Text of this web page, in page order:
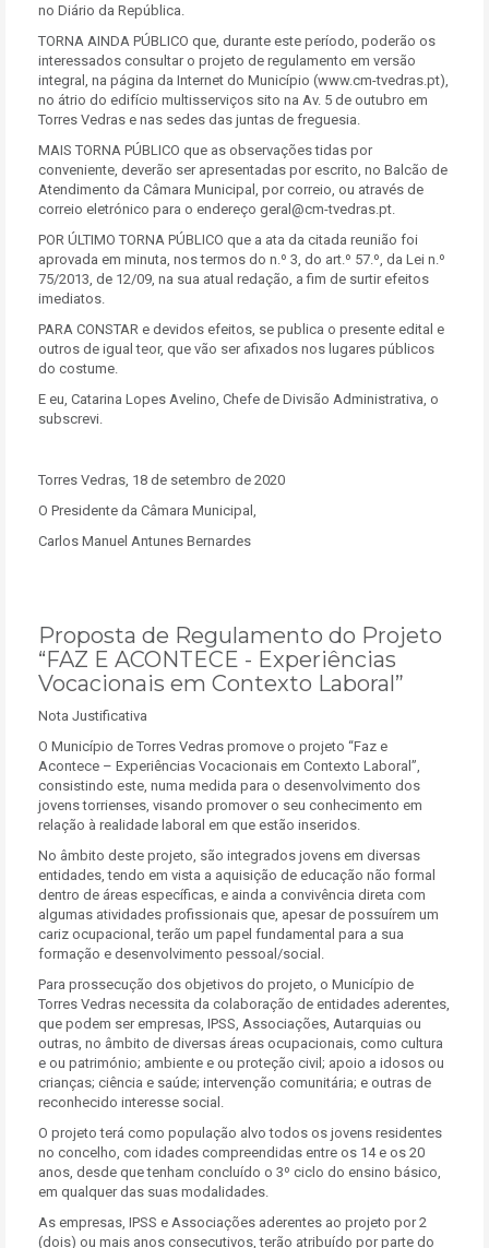
no Diário da República.
TORNA AINDA PÚBLICO que, durante este período, poderão os
interessados consultar o projeto de regulamento em versão
integral, na página da Internet do Município (www.cm-tvedras.pt),
no átrio do edifício multisserviços sito na Av. 5 de outubro em
Torres Vedras e nas sedes das juntas de freguesia.
MAIS TORNA PÚBLICO que as observações tidas por
conveniente, deverão ser apresentadas por escrito, no Balcão de
Atendimento da Câmara Municipal, por correio, ou através de
correio eletrónico para o endereço geral@cm-tvedras.pt.
POR ÚLTIMO TORNA PÚBLICO que a ata da citada reunião foi
aprovada em minuta, nos termos do n.º 3, do art.º 57.º, da Lei n.º
75/2013, de 12/09, na sua atual redação, a fim de surtir efeitos
imediatos.
PARA CONSTAR e devidos efeitos, se publica o presente edital e
outros de igual teor, que vão ser afixados nos lugares públicos
do costume.
E eu, Catarina Lopes Avelino, Chefe de Divisão Administrativa, o
subscrevi.
Torres Vedras, 18 de setembro de 2020
O Presidente da Câmara Municipal,
Carlos Manuel Antunes Bernardes
Proposta de Regulamento do Projeto
“FAZ E ACONTECE - Experiências
Vocacionais em Contexto Laboral”
Nota Justificativa
O Município de Torres Vedras promove o projeto “Faz e
Acontece – Experiências Vocacionais em Contexto Laboral”,
consistindo este, numa medida para o desenvolvimento dos
jovens torrienses, visando promover o seu conhecimento em
relação à realidade laboral em que estão inseridos.
No âmbito deste projeto, são integrados jovens em diversas
entidades, tendo em vista a aquisição de educação não formal
dentro de áreas específicas, e ainda a convivência direta com
algumas atividades profissionais que, apesar de possuírem um
cariz ocupacional, terão um papel fundamental para a sua
formação e desenvolvimento pessoal/social.
Para prossecução dos objetivos do projeto, o Município de
Torres Vedras necessita da colaboração de entidades aderentes,
que podem ser empresas, IPSS, Associações, Autarquias ou
outras, no âmbito de diversas áreas ocupacionais, como cultura
e ou património; ambiente e ou proteção civil; apoio a idosos ou
crianças; ciência e saúde; intervenção comunitária; e outras de
reconhecido interesse social.
O projeto terá como população alvo todos os jovens residentes
no concelho, com idades compreendidas entre os 14 e os 20
anos, desde que tenham concluído o 3º ciclo do ensino básico,
em qualquer das suas modalidades.
As empresas, IPSS e Associações aderentes ao projeto por 2
(dois) ou mais anos consecutivos, terão atribuído por parte do